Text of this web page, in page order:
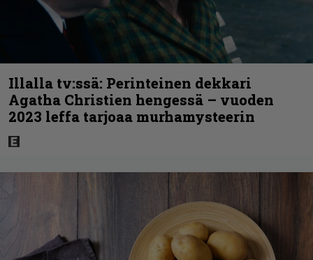
Illalla tv:ssä: Perinteinen dekkari
Agatha Christien hengessä – vuoden
2023 leffa tarjoaa murhamysteerin